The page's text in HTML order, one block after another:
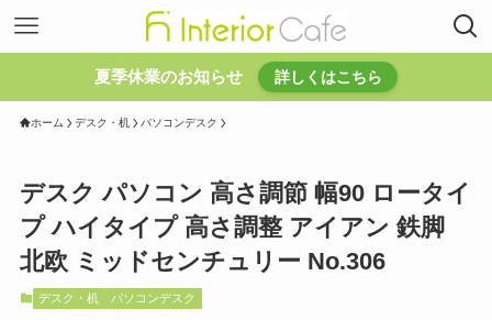
夏季休業のお知らせ 詳しくはこちら
ホーム デスク・机 パソコンデスク
デスク パソコン 高さ調節 幅90 ロータイ
プ ハイタイプ 高さ調整 アイアン 鉄脚
北欧 ミッドセンチュリー No.306
デスク・机 パソコンデスク